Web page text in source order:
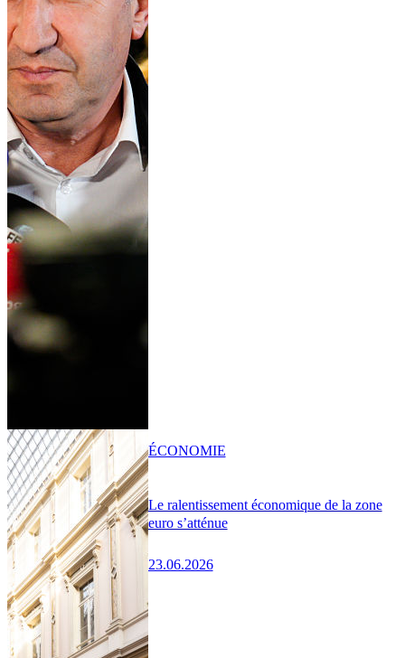
Le ralentissement économique de la zone
euro s’atténue
23.06.2026
ÉCONOMIE